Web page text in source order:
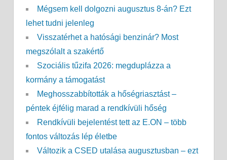
Mégsem kell dolgozni augusztus 8-án? Ezt
lehet tudni jelenleg
Visszatérhet a hatósági benzinár? Most
megszólalt a szakértő
Szociális tűzifa 2026: megduplázza a
kormány a támogatást
Meghosszabbították a hőségriasztást –
péntek éjfélig marad a rendkívüli hőség
Rendkívüli bejelentést tett az E.ON – több
fontos változás lép életbe
Változik a CSED utalása augusztusban – ezt